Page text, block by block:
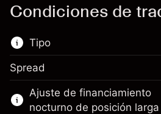
Condiciones de
Tipo
Este mercado financiero
hacer trading con CFD.
Spread
Ajuste de financiamiento
nocturno de posición larga